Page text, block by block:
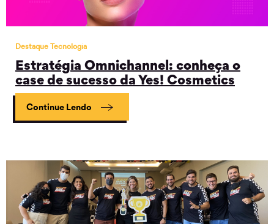
Destaque Tecnologia
Estratégia Omnichannel: conheça o
case de sucesso da Yes! Cosmetics
Continue Lendo